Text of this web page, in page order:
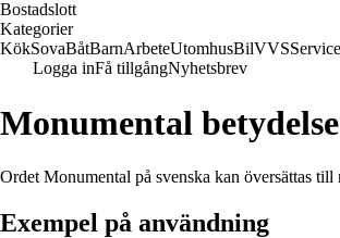
Bostadslott
Kategorier
KökSovaBåtBarnArbeteUtomhusBilVVSService
Logga inFå tillgångNyhetsbrev
Monumental betydelse
Ordet Monumental på svenska kan översättas
Exempel på användning